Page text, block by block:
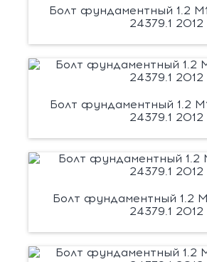
Болт фундаментный 1.2
24379.1 2012
Болт фундаментный 1.2
24379.1 2012
Болт фундаментный 1.2
24379.1 2012